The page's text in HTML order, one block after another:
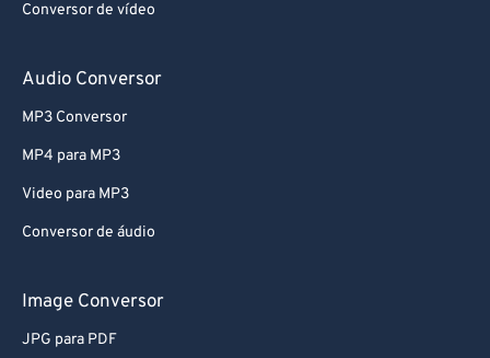
Conversor de vídeo
Audio Conversor
MP3 Conversor
MP4 para MP3
Video para MP3
Conversor de áudio
Image Conversor
JPG para PDF